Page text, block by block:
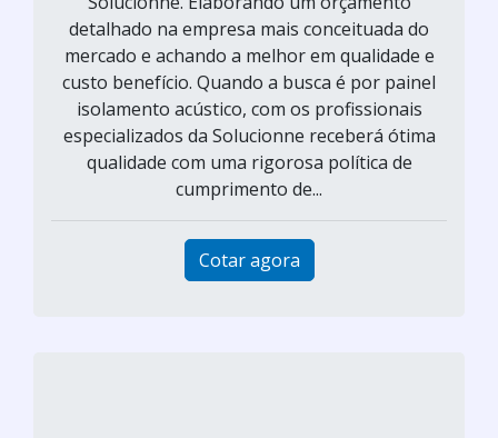
detalhado na empresa mais conceituada do
mercado e achando a melhor em qualidade e
custo benefício. Quando a busca é por painel
isolamento acústico, com os profissionais
especializados da Solucionne receberá ótima
qualidade com uma rigorosa política de
cumprimento de...
Cotar agora